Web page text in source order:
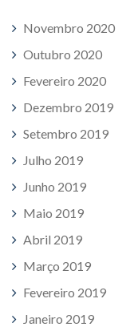
Novembro 2020
Outubro 2020
Fevereiro 2020
Dezembro 2019
Setembro 2019
Julho 2019
Junho 2019
Maio 2019
Abril 2019
Março 2019
Fevereiro 2019
Janeiro 2019